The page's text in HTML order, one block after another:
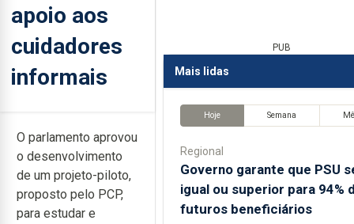
apoio aos
cuidadores
informais
O parlamento aprovou
o desenvolvimento
de um projeto-piloto,
proposto pelo PCP,
para estudar e
PUB
Mais lidas
Hoje Semana
Regional
Governo garante que PSU
igual ou superior para 94%
futuros beneficiários